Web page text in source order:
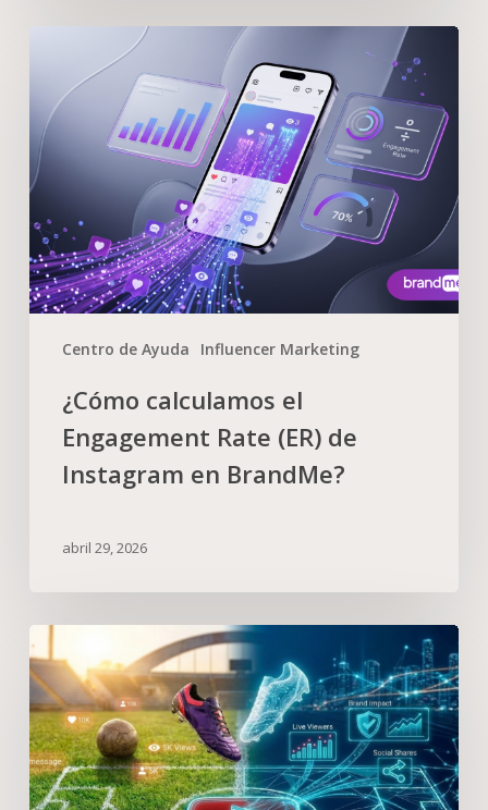
Centro de Ayuda Influencer Marketing
¿Cómo calculamos el
Engagement Rate (ER) de
Instagram en BrandMe?
abril 29, 2026